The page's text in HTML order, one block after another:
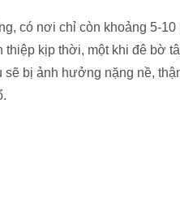
có nơi chỉ còn khoảng 5-
kịp thời, một khi đê bờ
bị ảnh hưởng nặng nề,